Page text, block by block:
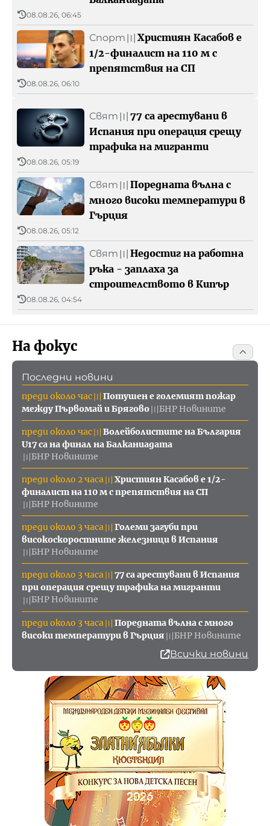
Архивен фонд на БНР
08.08.26, 06:45
Спорт 〣 Християн Касабов е
1/2-финалист на 110 м с
препятствия на СП
08.08.26, 06:10
Свят 〣 77 са арестувани в
Испания при операция срещу
трафика на мигранти
08.08.26, 05:19
Свят 〣 Поредната вълна с
много високи температури в
Гърция
08.08.26, 05:12
Свят 〣 Недостиг на работна
ръка - заплаха за
строителството в Кипър
08.08.26, 04:54
На фокус
Последни новини
преди около час〣 Потушен е големият пожар
между Първомай и Брягово〣БНР Новините
преди около час〣 Волейболистите на България
U17 са на финал на Балканиадата
〣БНР Новините
преди около 2 часа〣 Християн Касабов е 1/2-
финалист на 110 м с препятствия на СП
〣БНР Новините
преди около 3 часа〣 Големи загуби при
високоскоростните железници в Испания
〣 БНР Новините
преди около 3 часа〣 77 са арестувани в Испания
при операция срещу трафика на мигранти
〣БНР Новините
преди около 3 часа 〣 Поредната вълна с много
високи температури в Гърция 〣БНР Новините
Всички новини